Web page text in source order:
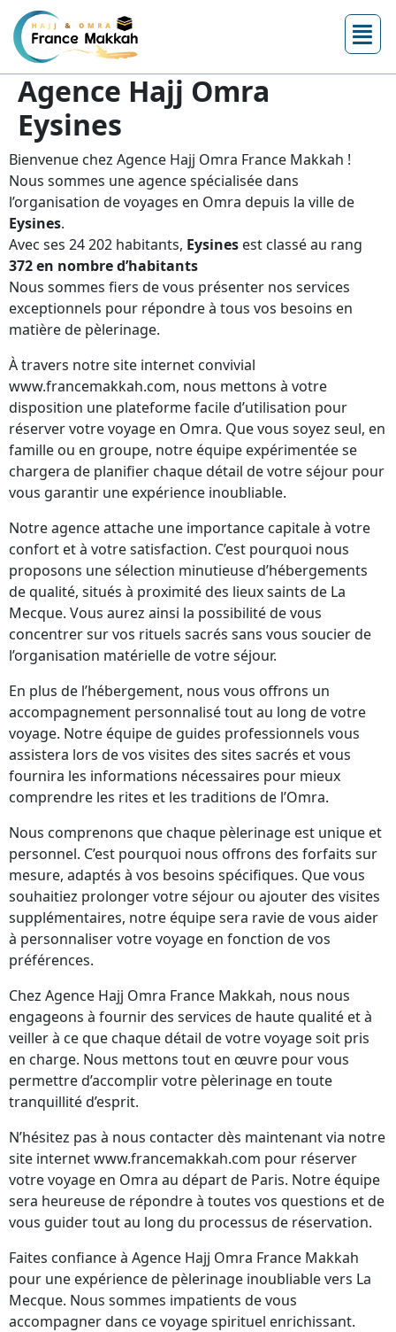
Agence Hajj Omra
Eysines
Bienvenue chez Agence Hajj Omra France Makkah !
Nous sommes une agence spécialisée dans
l’organisation de voyages en Omra depuis la ville de
Eysines.
Avec ses 24 202 habitants, Eysines est classé au rang
372 en nombre d’habitants
Nous sommes fiers de vous présenter nos services
exceptionnels pour répondre à tous vos besoins en
matière de pèlerinage.
À travers notre site internet convivial
www.francemakkah.com, nous mettons à votre
disposition une plateforme facile d’utilisation pour
réserver votre voyage en Omra. Que vous soyez seul, en
famille ou en groupe, notre équipe expérimentée se
chargera de planifier chaque détail de votre séjour pour
vous garantir une expérience inoubliable.
Notre agence attache une importance capitale à votre
confort et à votre satisfaction. C’est pourquoi nous
proposons une sélection minutieuse d’hébergements
de qualité, situés à proximité des lieux saints de La
Mecque. Vous aurez ainsi la possibilité de vous
concentrer sur vos rituels sacrés sans vous soucier de
l’organisation matérielle de votre séjour.
En plus de l’hébergement, nous vous offrons un
accompagnement personnalisé tout au long de votre
voyage. Notre équipe de guides professionnels vous
assistera lors de vos visites des sites sacrés et vous
fournira les informations nécessaires pour mieux
comprendre les rites et les traditions de l’Omra.
Nous comprenons que chaque pèlerinage est unique et
personnel. C’est pourquoi nous offrons des forfaits sur
mesure, adaptés à vos besoins spécifiques. Que vous
souhaitiez prolonger votre séjour ou ajouter des visites
supplémentaires, notre équipe sera ravie de vous aider
à personnaliser votre voyage en fonction de vos
préférences.
Chez Agence Hajj Omra France Makkah, nous nous
engageons à fournir des services de haute qualité et à
veiller à ce que chaque détail de votre voyage soit pris
en charge. Nous mettons tout en œuvre pour vous
permettre d’accomplir votre pèlerinage en toute
tranquillité d’esprit.
N’hésitez pas à nous contacter dès maintenant via notre
site internet www.francemakkah.com pour réserver
votre voyage en Omra au départ de Paris. Notre équipe
sera heureuse de répondre à toutes vos questions et de
vous guider tout au long du processus de réservation.
Faites confiance à Agence Hajj Omra France Makkah
pour une expérience de pèlerinage inoubliable vers La
Mecque. Nous sommes impatients de vous
accompagner dans ce voyage spirituel enrichissant.